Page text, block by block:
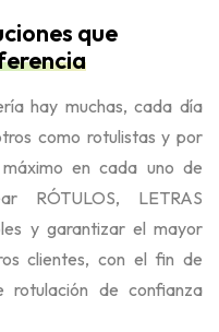
que
hay muchas, cada día
como rotulistas y por
en cada uno de
RÓTULOS, LETRAS
y garantizar el mayor
clientes, con el fin de
rotulación de confianza